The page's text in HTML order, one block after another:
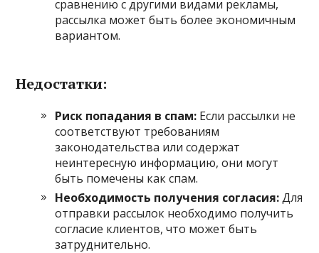
сравнению с другими видами рекламы,
рассылка может быть более экономичным
вариантом.
Недостатки:
Риск попадания в спам: Если рассылки не
соответствуют требованиям
законодательства или содержат
неинтересную информацию, они могут
быть помечены как спам.
Необходимость получения согласия:Для
отправки рассылок необходимо получить
согласие клиентов, что может быть
затруднительно.